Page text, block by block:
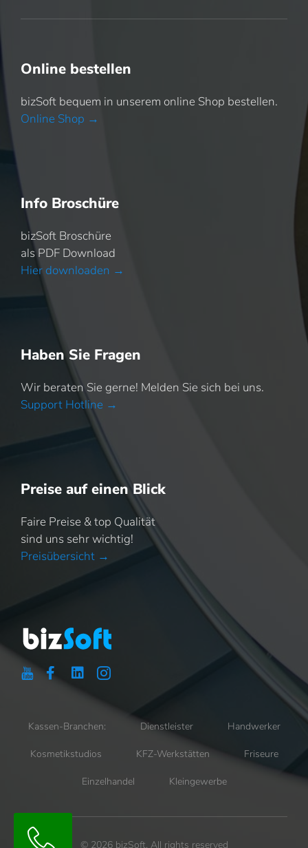
Online bestellen
bizSoft bequem in unserem online Shop bestellen.
Online Shop →
Info Broschüre
bizSoft Broschüre
als PDF Download
Hier downloaden →
Haben Sie Fragen
Wir beraten Sie gerne! Melden Sie sich bei uns.
Support Hotline →
Preise auf einen Blick
Faire Preise & top Qualität
sind uns sehr wichtig!
Preisübersicht →
Kassen-Branchen: Dienstleister Handwerker
Kosmetikstudios KFZ-Werkstätten Friseure
Einzelhandel Kleingewerbe
© 2026 bizSoft. All rights reserved